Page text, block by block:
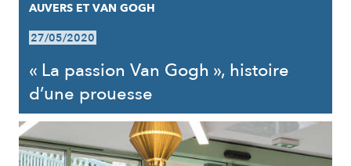
AUVERS ET VAN GOGH
27/05/2020
« La passion Van Gogh », histoire
d’une prouesse